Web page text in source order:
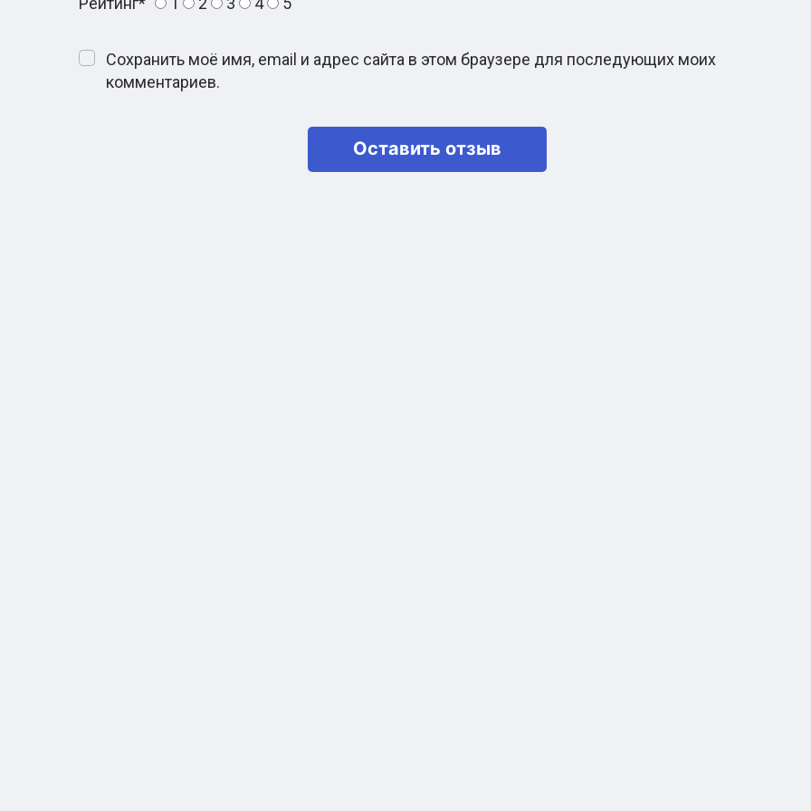
Сохранить моё имя, email и адрес сайта в этом браузере для последующих моих
комментариев.